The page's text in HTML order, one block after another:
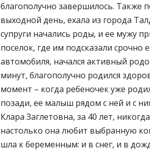
благополучно завершилось. Также
выходной день, ехала из города
супруги начались роды, и ее мужу
поселок, где им подсказали срочно
автомобиля, начался активный
минут, благополучно родился
момент – когда ребеночек уже
позади, ее малыш рядом с ней и с
Клара Заглетовна, за 40 лет,
настолько она любит выбранную
шла к беременным: и в снег, и в